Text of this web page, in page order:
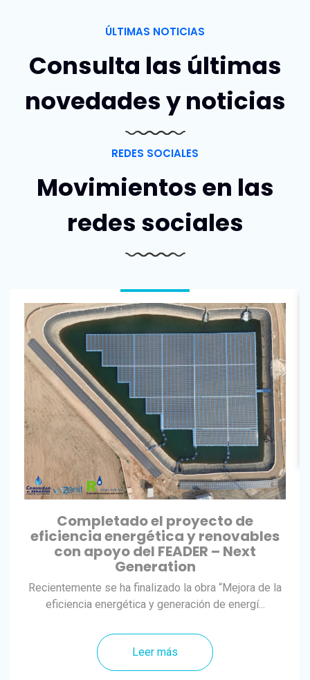
ÚLTIMAS NOTICIAS
Consulta las últimas
novedades y noticias
REDES SOCIALES
Movimientos en las
redes sociales
Completado el proyecto de
eficiencia energética y renovables
con apoyo del FEADER – Next
Generation
Recientemente se ha finalizado la obra “Mejora de la
eficiencia energética y generación de energí...
Leer más